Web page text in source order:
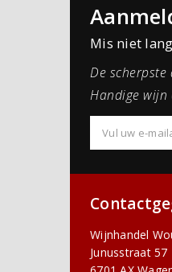
Mis niet
De
Handige wijn
Wijnhandel
Junusstraat 57